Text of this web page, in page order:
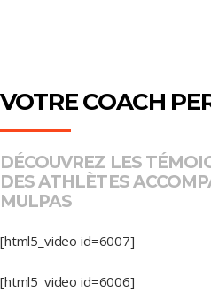
VOTRE COACH
DÉCOUVREZ LES
DES ATHLÈTES
MULPAS
[html5_video id=6007]
[html5_video id=6006]